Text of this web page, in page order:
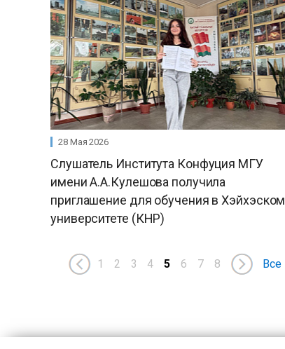
28 Мая 2026
Слушатель Института Конфуция МГУ
имени А.А.Кулешова получила
приглашение для обучения в Хэйхэском
университете (КНР)
1 2 3 4 5 6 7 8 Все